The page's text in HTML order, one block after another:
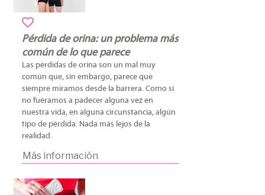
Pérdida de orina: un problema más
común de lo que parece
Las pérdidas de orina son un mal muy
común que, sin embargo, parece que
siempre miramos desde la barrera. Como si
no fuéramos a padecer alguna vez en
nuestra vida, en alguna circunstancia, algún
tipo de pérdida. Nada más lejos de la
realidad.
Más información